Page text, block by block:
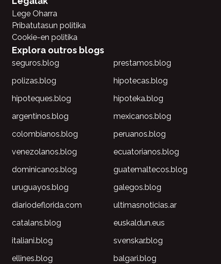
Lege Oharra
Pribatutasun politika
Cookie-en politika
Explora outros blogs
seguros.blog
prestamos.blog
polizas.blog
hipotecas.blog
hipoteques.blog
hipoteka.blog
argentinos.blog
mexicanos.blog
colombianos.blog
peruanos.blog
venezolanos.blog
ecuatorianos.blog
dominicanos.blog
guatemaltecos.blog
uruguayos.blog
galegos.blog
diariodeflorida.com
ultimasnoticias.ar
catalans.blog
euskaldun.eus
italiani.blog
svenskar.blog
ellines.blog
balgari.blog